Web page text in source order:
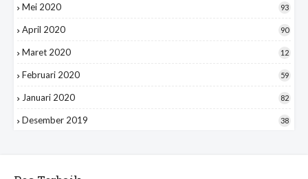
Mei 2020 93
April 2020 90
Maret 2020 12
Februari 2020 59
Januari 2020 82
Desember 2019 38